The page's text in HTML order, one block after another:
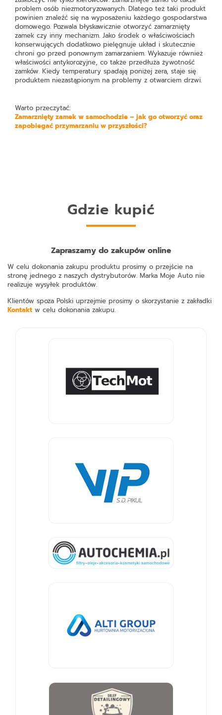
problem osób niezmotoryzowanych. Dlatego też taki produkt
powinien znaleźć się na wyposażeniu każdego gospodarstwa
domowego. Pozwala błyskawicznie otworzyć zamarznięty
zamek czy inny mechanizm. Jako środek o właściwościach
konserwujących dodatkowo pielęgnuje układ i skutecznie
chroni go przed ponownym zamarzaniem. Wykazuje również
właściwości antykorozyjne, co także przedłuża żywotność
zamków. Kiedy temperatury spadają poniżej zera, staje się
produktem niezastąpionym na problemy z otwarciem drzwi.
Warto przeczytać:
Zamarznięty zamek w samochodzie – jak go otworzyć oraz
zapobiegać przymarzaniu w przyszłości?
Gdzie kupić
Zapraszamy do zakupów online
W celu dokonania zakupu produktu prosimy o przejście na
stronę jednego z naszych dystrybutorów. Marka Moje Auto nie
realizuje wysyłek produktów.
Klientów spoza Polski uprzejmie prosimy o skorzystanie z zakładki
Kontakt w celu dokonania zakupu.